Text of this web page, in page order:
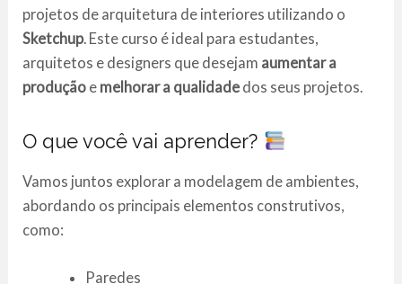
projetos de arquitetura de interiores utilizando o
Sketchup. Este curso é ideal para estudantes,
arquitetos e designers que desejam aumentar a
produção e melhorar a qualidade dos seus projetos.
O que você vai aprender?
Vamos juntos explorar a modelagem de ambientes,
abordando os principais elementos construtivos,
como:
Paredes